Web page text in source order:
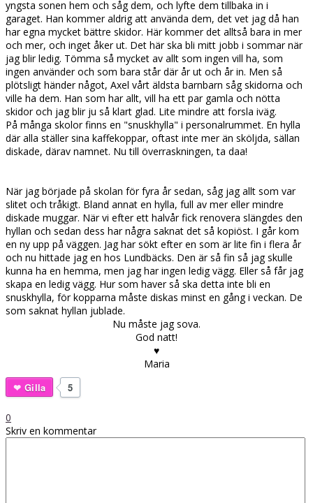
yngsta sonen hem och såg dem, och lyfte dem tillbaka in i
garaget. Han kommer aldrig att använda dem, det vet jag då han
har egna mycket bättre skidor. Här kommer det alltså bara in mer
och mer, och inget åker ut. Det här ska bli mitt jobb i sommar när
jag blir ledig. Tömma så mycket av allt som ingen vill ha, som
ingen använder och som bara står där år ut och år in. Men så
plötsligt händer något, Axel vårt äldsta barnbarn såg skidorna och
ville ha dem. Han som har allt, vill ha ett par gamla och nötta
skidor och jag blir ju så klart glad. Lite mindre att forsla iväg.
På många skolor finns en "snuskhylla" i personalrummet. En hylla
där alla ställer sina kaffekoppar, oftast inte mer än sköljda, sällan
diskade, därav namnet. Nu till överraskningen, ta daa!
När jag började på skolan för fyra år sedan, såg jag allt som var
slitet och tråkigt. Bland annat en hylla, full av mer eller mindre
diskade muggar. När vi efter ett halvår fick renovera slängdes den
hyllan och sedan dess har några saknat det så kopiöst. I går kom
en ny upp på väggen. Jag har sökt efter en som är lite fin i flera år
och nu hittade jag en hos Lundbäcks. Den är så fin så jag skulle
kunna ha en hemma, men jag har ingen ledig vägg. Eller så får jag
skapa en ledig vägg. Hur som haver så ska detta inte bli en
snuskhylla, för kopparna måste diskas minst en gång i veckan. De
som saknat hyllan jublade.
Nu måste jag sova.
God natt!
♥
Maria
5
Gilla
0
Skriv en kommentar